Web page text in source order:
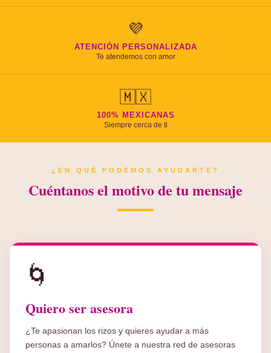
💜
ATENCIÓN PERSONALIZADA
Te atendemos con amor
🇲🇽
100% MEXICANAS
Siempre cerca de ti
¿EN QUÉ PODEMOS AYUDARTE?
Cuéntanos el motivo de tu mensaje
🌀
Quiero ser asesora
¿Te apasionan los rizos y quieres ayudar a más
personas a amarlos? Únete a nuestra red de asesoras